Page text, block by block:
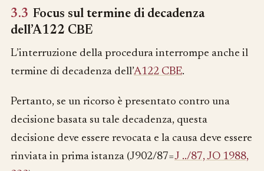
3.3 Focus sul termine di decadenza
dell’A122 CBE
L’interruzione della procedura interrompe anche il
termine di decadenza dell’A122 CBE.
Pertanto, se un ricorso è presentato contro una
decisione basata su tale decadenza, questa
decisione deve essere revocata e la causa deve essere
rinviata in prima istanza (J902/87=J ../87, JO 1988,